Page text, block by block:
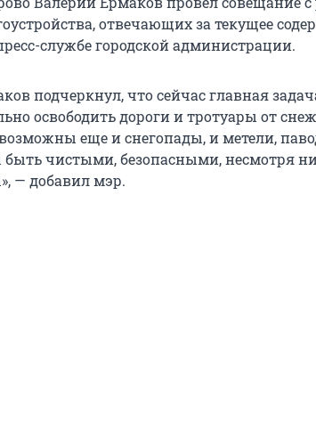
отвечающих за текущее
службе городской администрации.
подчеркнул, что сейчас главная
освободить дороги и тротуары от
еще и снегопады, и метели,
чистыми, безопасными, несмотря
— добавил мэр.